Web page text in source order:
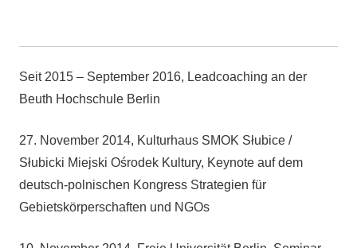
Seit 2015 – September 2016, Leadcoaching an der
Beuth Hochschule Berlin
27. November 2014, Kulturhaus SMOK Słubice /
Słubicki Miejski Ośrodek Kultury, Keynote auf dem
deutsch-polnischen Kongress Strategien für
Gebietskörperschaften und NGOs